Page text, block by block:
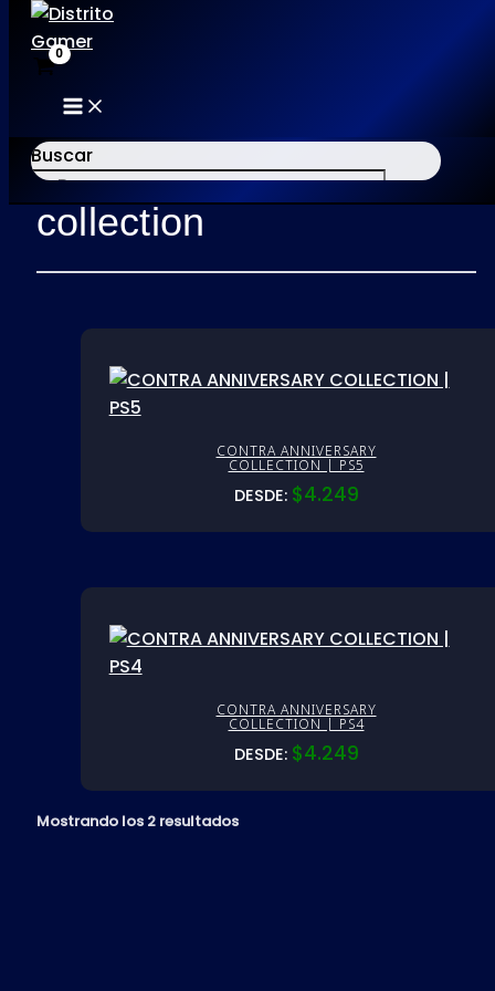
al
contenido
MAIN
MENU
Buscar
×
Inicio/ Productos etiquetados “collection”
collection
CONTRA ANNIVERSARY
COLLECTION | PS5
DESDE: $4.249
CONTRA ANNIVERSARY
COLLECTION | PS4
DESDE: $4.249
Mostrando los 2 resultados